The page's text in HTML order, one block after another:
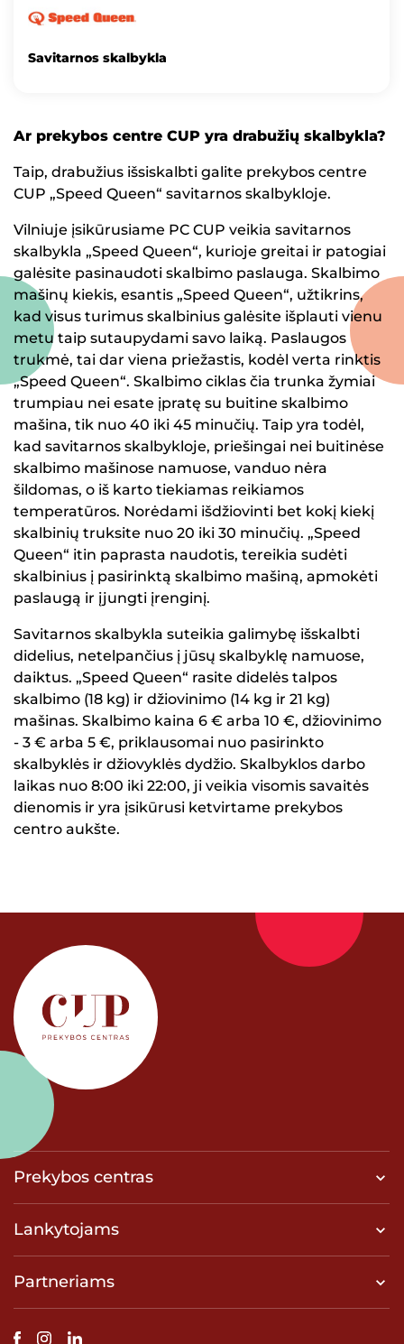
Savitarnos skalbykla
Ar prekybos centre CUP yra drabužių skalbykla?
Taip, drabužius išsiskalbti galite prekybos centre
CUP „Speed Queen“ savitarnos skalbykloje.
Vilniuje įsikūrusiame PC CUP veikia savitarnos
skalbykla „Speed Queen“, kurioje greitai ir patogiai
galėsite pasinaudoti skalbimo paslauga. Skalbimo
mašinų kiekis, esantis „Speed Queen“, užtikrins,
kad visus turimus skalbinius galėsite išplauti vienu
metu taip sutaupydami savo laiką. Paslaugos
trukmė, tai dar viena priežastis, kodėl verta rinktis
„Speed Queen“. Skalbimo ciklas čia trunka žymiai
trumpiau nei esate įpratę su buitine skalbimo
mašina, tik nuo 40 iki 45 minučių. Taip yra todėl,
kad savitarnos skalbykloje, priešingai nei buitinėse
skalbimo mašinose namuose, vanduo nėra
šildomas, o iš karto tiekiamas reikiamos
temperatūros. Norėdami išdžiovinti bet kokį kiekį
skalbinių truksite nuo 20 iki 30 minučių. „Speed
Queen“ itin paprasta naudotis, tereikia sudėti
skalbinius į pasirinktą skalbimo mašiną, apmokėti
paslaugą ir įjungti įrenginį.
Savitarnos skalbykla suteikia galimybę išskalbti
didelius, netelpančius į jūsų skalbyklę namuose,
daiktus. „Speed Queen“ rasite didelės talpos
skalbimo (18 kg) ir džiovinimo (14 kg ir 21 kg)
mašinas. Skalbimo kaina 6 € arba 10 €, džiovinimo
- 3 € arba 5 €, priklausomai nuo pasirinkto
skalbyklės ir džiovyklės dydžio. Skalbyklos darbo
laikas nuo 8:00 iki 22:00, ji veikia visomis savaitės
dienomis ir yra įsikūrusi ketvirtame prekybos
centro aukšte.
Prekybos centras
Lankytojams
Partneriams